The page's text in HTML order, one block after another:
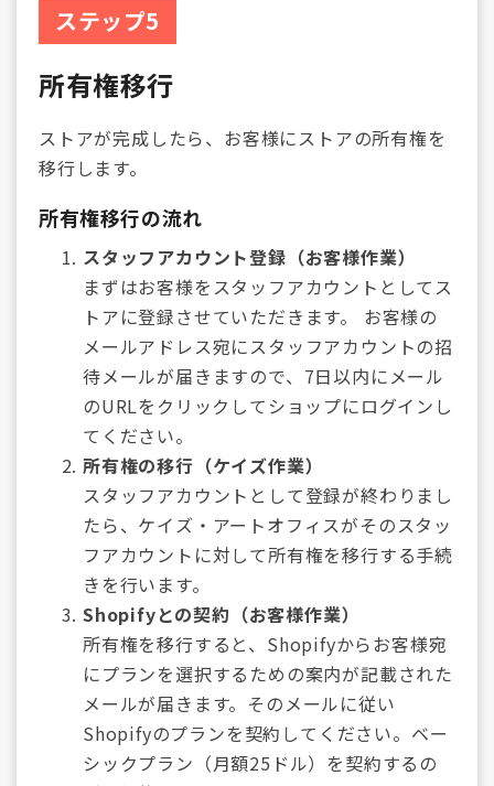
ステップ5
所有権移行
ストアが完成したら、お客様にストアの所有権を
移行します。
所有権移行の流れ
スタッフアカウント登録（お客様作業）
まずはお客様をスタッフアカウントとしてス
トアに登録させていただきます。 お客様の
メールアドレス宛にスタッフアカウントの招
待メールが届きますので、7日以内にメール
のURLをクリックしてショップにログインし
てください。
所有権の移行（ケイズ作業）
スタッフアカウントとして登録が終わりまし
たら、ケイズ・アートオフィスがそのスタッ
フアカウントに対して所有権を移行する手続
きを行います。
Shopifyとの契約（お客様作業）
所有権を移行すると、Shopifyからお客様宛
にプランを選択するための案内が記載された
メールが届きます。そのメールに従い
Shopifyのプランを契約してください。ベー
シックプラン（月額25ドル）を契約するの